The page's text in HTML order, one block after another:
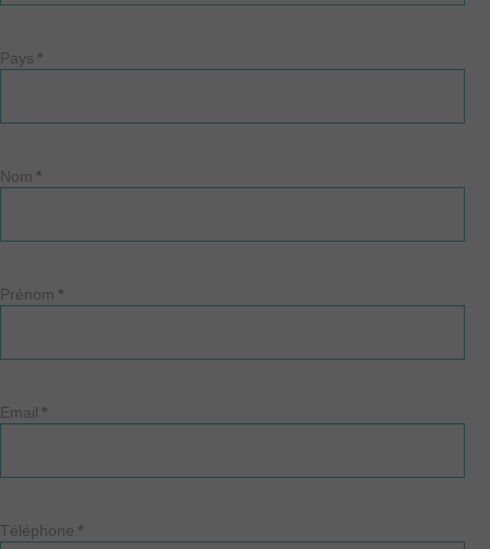
Pays *
Nom *
Prénom *
Email *
Téléphone *